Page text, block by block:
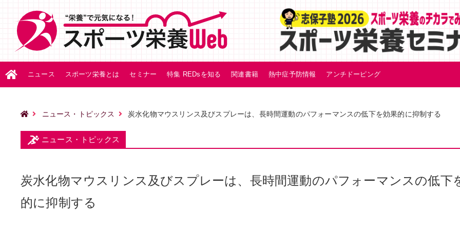
ニュース スポーツ栄養とは セミナー 特集 REDsを知る 関連書籍 熱中症予防情報 アンチドーピング
ニュース・トピックス 炭水化物マウスリンス及びスプレーは、長時間運動のパフォーマンスの低下を効果的に抑制する
ニュース・トピックス
炭水化物マウスリンス及びスプレーは、長時間運動のパフォーマンスの低下
的に抑制する